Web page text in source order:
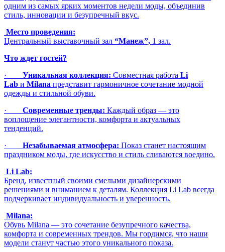
одним из самых ярких моментов недели моды, объединив
стиль, инновации и безупречный вкус.
Место проведения:
Центральный выставочный зал “Манеж”, 1 зал.
Что ждет гостей?
·
Уникальная коллекция: Совместная работа Li
Lab и Milana представит гармоничное сочетание модной
одежды и стильной обуви.
· Современные тренды: Каждый образ — это
воплощение элегантности, комфорта и актуальных
тенденций.
· Незабываемая атмосфера: Показ станет настоящим
праздником моды, где искусство и стиль сливаются воедино.
Li Lab:
Бренд, известный своими смелыми дизайнерскими
решениями и вниманием к деталям. Коллекция Li Lab всегда
подчеркивает индивидуальность и уверенность.
Milana:
Обувь Milana — это сочетание безупречного качества,
комфорта и современных трендов. Мы гордимся, что наши
модели станут частью этого уникального показа.